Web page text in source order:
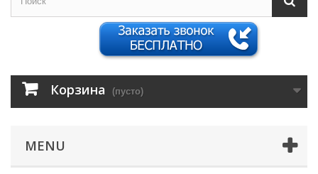
Корзина (пусто)
MENU
Оформление заказа
Имя*